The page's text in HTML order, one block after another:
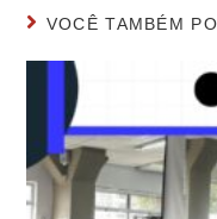
VOCÊ TAMBÉM